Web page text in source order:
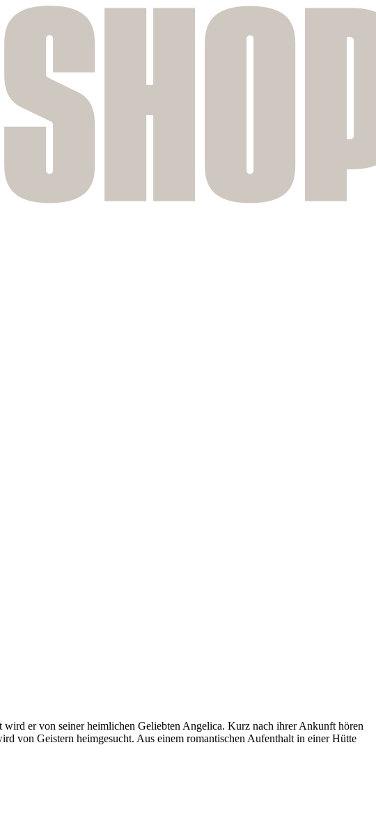
er von seiner heimlichen Geliebten Angelica. Kurz nach ihrer Ankunft hören
von Geistern heimgesucht. Aus einem romantischen Aufenthalt in einer Hütte